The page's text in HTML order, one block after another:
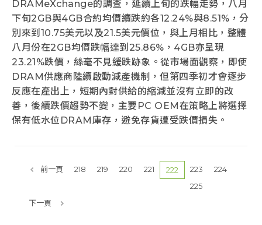
DRAMeXchange的調查，延續上旬的跌幅走勢，八月
下旬2GB與4GB合約均價續跌約各12.24%與8.51%，分
別來到10.75美元以及21.5美元價位，與上月相比，整體
八月份在2GB均價跌幅達到25.86%，4GB亦呈現
23.21%跌價，絲毫不見緩跌跡象。從市場面觀察，即使
DRAM供應商陸續啟動減產機制，但第四季初才會逐步
反應在產出上，短期內對供給的縮減並沒有立即的改
善，後續跌價趨勢不變，主要PC OEM在策略上將選擇
保有低水位DRAM庫存，避免存貨遭受跌價損失。
前一頁 218 219 220 221 222 223
224
225
下一頁